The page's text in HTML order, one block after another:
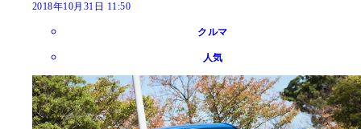
2018年10月31日 11:50
クルマ
人気